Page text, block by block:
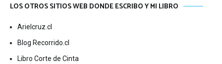
LOS OTROS SITIOS WEB DONDE ESCRIBO Y MI LIBRO
Arielcruz.cl
Blog Recorrido.cl
Libro Corte de Cinta